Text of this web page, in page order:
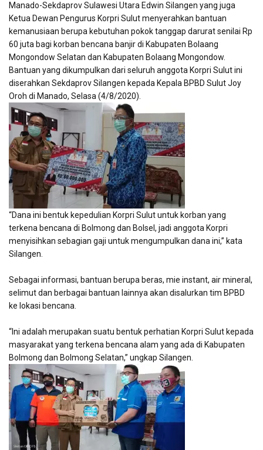
Manado-Sekdaprov Sulawesi Utara Edwin Silangen yang juga
Ketua Dewan Pengurus Korpri Sulut menyerahkan bantuan
kemanusiaan berupa kebutuhan pokok tanggap darurat senilai Rp
60 juta bagi korban bencana banjir di Kabupaten Bolaang
Mongondow Selatan dan Kabupaten Bolaang Mongondow.
Bantuan yang dikumpulkan dari seluruh anggota Korpri Sulut ini
diserahkan Sekdaprov Silangen kepada Kepala BPBD Sulut Joy
Oroh di Manado, Selasa (4/8/2020).
“Dana ini bentuk kepedulian Korpri Sulut untuk korban yang
terkena bencana di Bolmong dan Bolsel, jadi anggota Korpri
menyisihkan sebagian gaji untuk mengumpulkan dana ini,” kata
Silangen.
Sebagai informasi, bantuan berupa beras, mie instant, air mineral,
selimut dan berbagai bantuan lainnya akan disalurkan tim BPBD
ke lokasi bencana.
“Ini adalah merupakan suatu bentuk perhatian Korpri Sulut kepada
masyarakat yang terkena bencana alam yang ada di Kabupaten
Bolmong dan Bolmong Selatan,” ungkap Silangen.